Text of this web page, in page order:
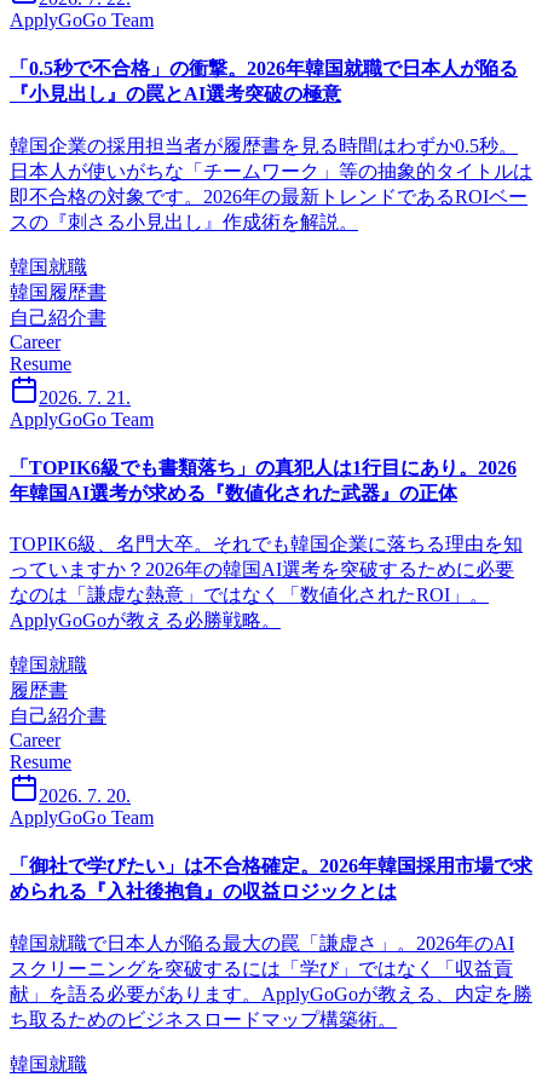
ApplyGoGo Team
「0.5秒で不合格」の衝撃。2026年韓国就職で日本人が陥る
『小見出し』の罠とAI選考突破の極意
韓国企業の採用担当者が履歴書を見る時間はわずか0.5秒。
日本人が使いがちな「チームワーク」等の抽象的タイトルは
即不合格の対象です。2026年の最新トレンドであるROIベー
スの『刺さる小見出し』作成術を解説。
韓国就職
韓国履歴書
自己紹介書
Career
Resume
2026. 7. 21.
ApplyGoGo Team
「TOPIK6級でも書類落ち」の真犯人は1行目にあり。2026
年韓国AI選考が求める『数値化された武器』の正体
TOPIK6級、名門大卒。それでも韓国企業に落ちる理由を知
っていますか？2026年の韓国AI選考を突破するために必要
なのは「謙虚な熱意」ではなく「数値化されたROI」。
ApplyGoGoが教える必勝戦略。
韓国就職
履歴書
自己紹介書
Career
Resume
2026. 7. 20.
ApplyGoGo Team
「御社で学びたい」は不合格確定。2026年韓国採用市場で求
められる『入社後抱負』の収益ロジックとは
韓国就職で日本人が陥る最大の罠「謙虚さ」。2026年のAI
スクリーニングを突破するには「学び」ではなく「収益貢
献」を語る必要があります。ApplyGoGoが教える、内定を勝
ち取るためのビジネスロードマップ構築術。
韓国就職